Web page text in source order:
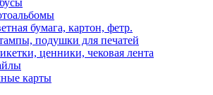
бумага, картон, фетр.
подушки для печатей
ценники, чековая лента
карты